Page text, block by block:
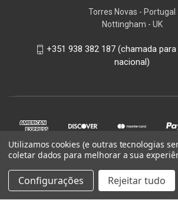
Torres Novas - Portugal
Nottingham - UK
+351 938 382 187 (chamada
nacional)
Utilizamos cookies (e outras tecnologias
coletar dados para melhorar a sua
Configurações Rejeitar tudo